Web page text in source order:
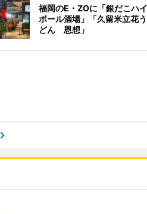
福岡のE・ZOに「銀だこハイ
ボール酒場」「久留米立花う
どん 恩想」